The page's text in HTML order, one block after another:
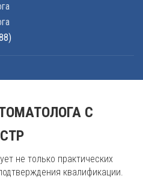
С
не только практических
квалификации.